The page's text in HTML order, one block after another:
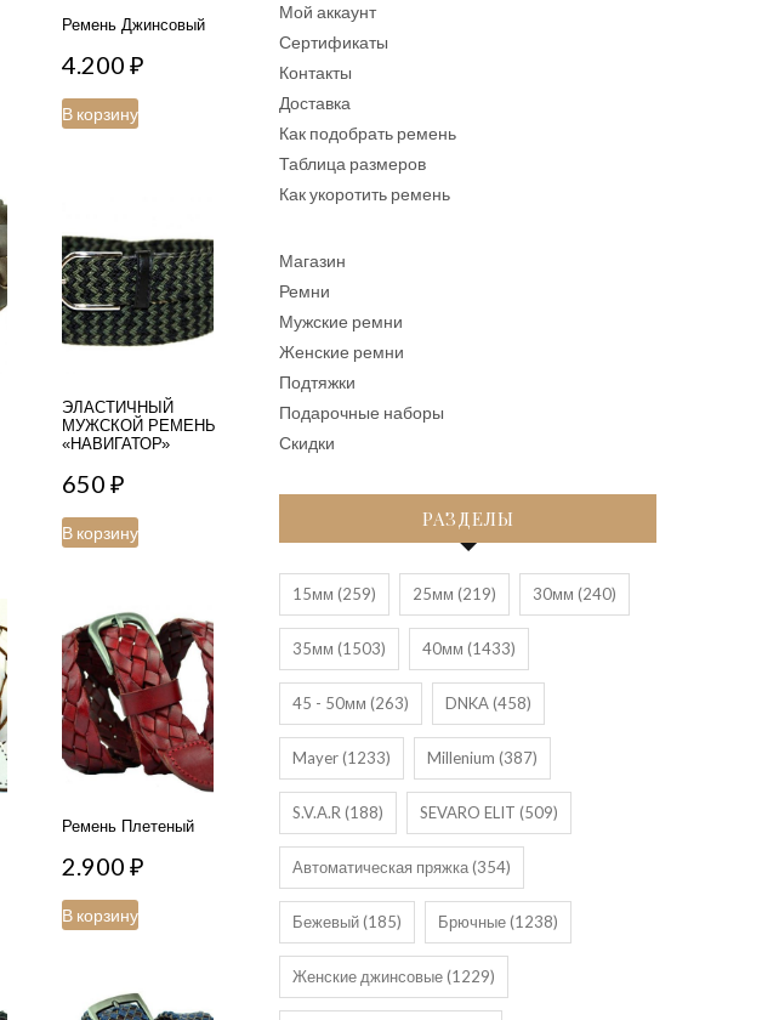
Ремень Джинсовый
4.200 ₽
В корзину
ЭЛАСТИЧНЫЙ
МУЖСКОЙ РЕМЕНЬ
«НАВИГАТОР»
650 ₽
В корзину
Ремень Плетеный
2.900 ₽
В корзину
Мой аккаунт
Сертификаты
Контакты
Доставка
Как подобрать ремень
Таблица размеров
Как укоротить ремень
Магазин
Ремни
Мужские ремни
Женские ремни
Подтяжки
Подарочные наборы
Скидки
РАЗДЕЛЫ
15мм (259) 25мм (219) 30мм (240)
35мм (1503) 40мм (1433)
45 - 50мм (263) DNKA(458)
Mayer(1233) Millenium (387)
S.V.A.R(188) SEVARO ELIT (509)
Автоматическая пряжка(354)
Бежевый(185) Брючные(1238)
Женские джинсовые(1229)